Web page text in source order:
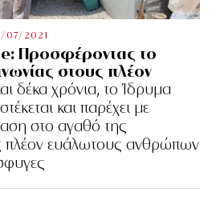
07/2021
Προσφέροντας το
στους πλέον
δέκα χρόνια, το Ίδρυμα
και παρέχει με
στο αγαθό της
πλέον ευάλωτους ανθρώπων